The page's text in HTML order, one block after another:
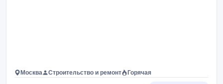
Москва Строительство и ремонт Горячая